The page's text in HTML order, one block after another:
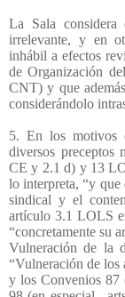
La Sala considera
irrelevante, y en
inhábil a efectos
de Organización
CNT) y que
considerándolo
5. En los motivos
diversos preceptos
CE y 2.1 d) y 13
lo interpreta, “y que
sindical y el
artículo 3.1 LOLS
“concretamente su
Vulneración de la
“Vulneración de
y los Convenios 87